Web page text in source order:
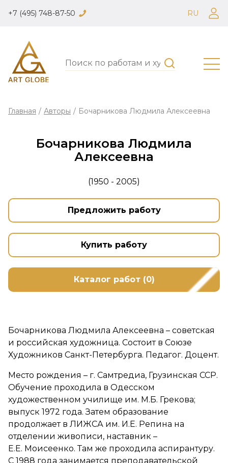
+7 (495) 748-87-50 RU
Главная / Авторы / Бочарникова Людмила Алексеевна
Бочарникова Людмила
Алексеевна
(1950 - 2005)
Предложить работу
Купить работу
Каталог работ (0)
Бочарникова Людмила Алексеевна – советская
и российская художница. Состоит в Союзе
Художников Санкт-Петербурга. Педагог. Доцент.
Место рождения – г. Самтредиа, Грузинская ССР.
Обучение проходила в Одесском
художественном училище им. М.Б. Грекова;
выпуск 1972 года. Затем образование
продолжает в ЛИЖСА им. И.Е. Репина на
отделении живописи, наставник –
Е.Е. Моисеенко. Там же проходила аспирантуру.
С 1988 года занимается преподавательской